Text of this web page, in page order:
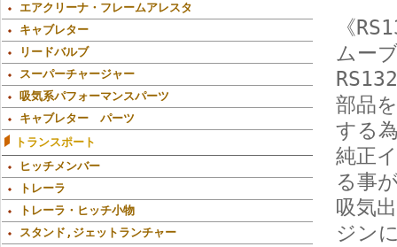
エアクリーナ・フレームアレスタ
キャブレター
リードバルブ
スーパーチャージャー
吸気系パフォーマンスパーツ
キャブレター パーツ
トランスポート
ヒッチメンバー
トレーラ
トレーラ・ヒッチ小物
スタンド,ジェットランチャー
《
ムー
部品
する
純正
る事
吸気
ジン